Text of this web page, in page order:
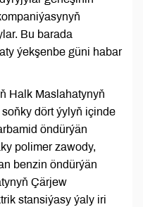
Bu barada
ýekşenbe güni habar
Halk Maslahatynyň
dört ýylyň içinde
öndürýän
polimer zawody,
benzin öndürýän
Çärjew
stansiýasy ýaly iri